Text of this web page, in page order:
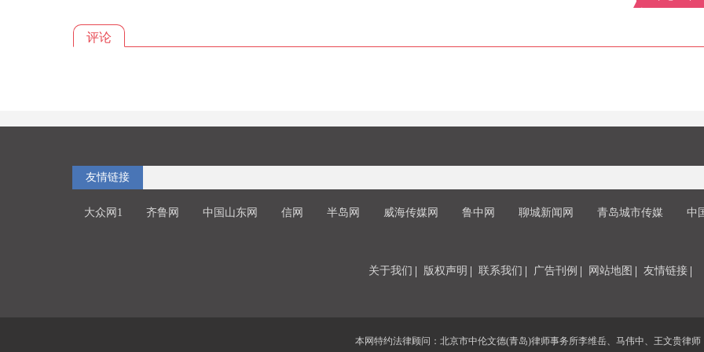
评论
友情链接
大众网1 齐鲁网 中国山东网 信网 半岛网 威海传媒网 鲁中网 聊城新闻网 青岛城市传媒 中
关于我们 版权声明 联系我们 广告刊例 网站地图 友情链接
本网特约法律顾问：北京市中伦文德(青岛)律师事务所李维岳、马伟中、王文贵律师